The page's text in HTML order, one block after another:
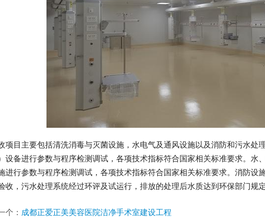
项目主要包括清洗消毒与灭菌设施，水电气及通风设施以及消防和污水处
设备进行参数与程序检测调试，各项技术指标符合国家相关标准要求。水
进行参数与程序检测调试，各项技术指标符合国家相关标准要求。消防设
收，污水处理系统经过环评及试运行，排放的处理后水质达到环保部门规定
个： 成都正爱正美美容医院洁净手术室建设工程